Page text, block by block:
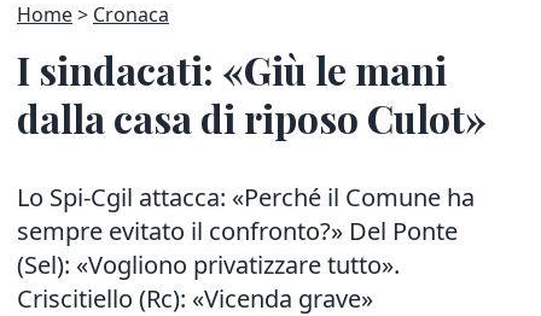
Home Cronaca
I sindacati: «Giù le mani
dalla casa di riposo Culot»
Lo Spi-Cgil attacca: «Perché il Comune ha
sempre evitato il confronto?» Del Ponte
(Sel): «Vogliono privatizzare tutto».
Criscitiello (Rc): «Vicenda grave»